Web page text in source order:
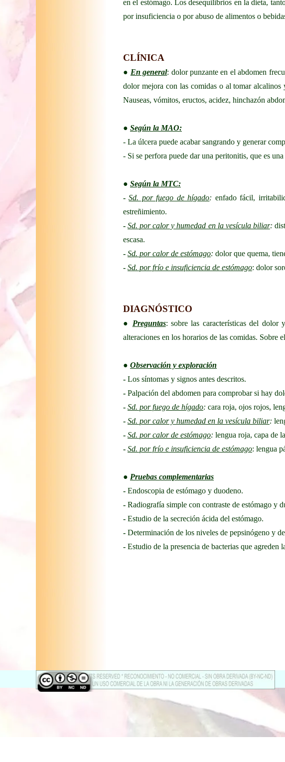
en el estómago. Los desequilibrios en la dieta,
por insuficiencia o por abuso de alimentos o
CLÍNICA
● En general: dolor punzante en el abdomen
dolor mejora con las comidas o al tomar
Nauseas, vómitos, eructos, acidez, hinchazón
● Según la MAO:
- La úlcera puede acabar sangrando y generar
- Si se perfora puede dar una peritonitis, que es
● Según la MTC:
-Sd. por fuego de hígado: enfado fácil,
estreñimiento.
-Sd. por calor y humedad en la vesícula biliar:
escasa.
- Sd. por calor de estómago: dolor que quema,
- Sd. por frío e insuficiencia de estómago: dolor
DIAGNÓSTICO
● Preguntas: sobre las características del dolor
alteraciones en los horarios de las comidas. Sobre
● Observación y exploración
- Los síntomas y signos antes descritos.
- Palpación del abdomen para comprobar si hay
- Sd. por fuego de hígado: cara roja, ojos rojos,
- Sd. por calor y humedad en la vesícula biliar:
- Sd. por calor de estómago: lengua roja, capa de
- Sd. por frío e insuficiencia de estómago: lengua
● Pruebas complementarias
- Endoscopia de estómago y duodeno.
- Radiografía simple con contraste de estómago y
- Estudio de la secreción ácida del estómago.
- Determinación de los niveles de pepsinógeno y
- Estudio de la presencia de bacterias que agreden
Regreso al contenido